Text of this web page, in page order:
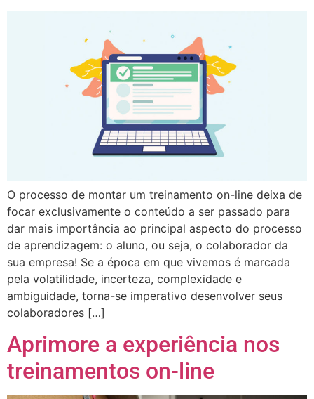
O processo de montar um treinamento on-line deixa de
focar exclusivamente o conteúdo a ser passado para
dar mais importância ao principal aspecto do processo
de aprendizagem: o aluno, ou seja, o colaborador da
sua empresa! Se a época em que vivemos é marcada
pela volatilidade, incerteza, complexidade e
ambiguidade, torna-se imperativo desenvolver seus
colaboradores […]
Aprimore a experiência nos
treinamentos on-line